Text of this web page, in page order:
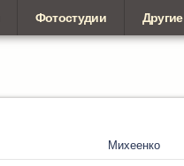
Фотостудии Другие
Михеенко